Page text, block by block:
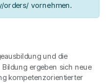
orders/ vornehmen.
und die
ergeben sich neue
kompetenzorientierter